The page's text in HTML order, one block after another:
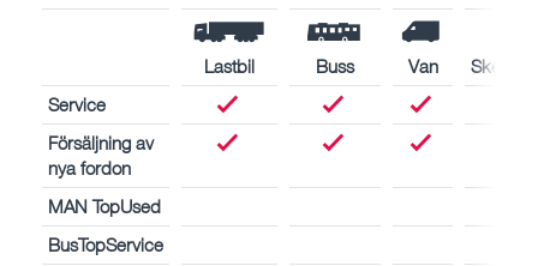
Lastbil Buss Van
Service
Försäljning av
nya fordon
MAN TopUsed
BusTopService